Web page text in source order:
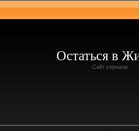
Остаться в
Сайт сериала